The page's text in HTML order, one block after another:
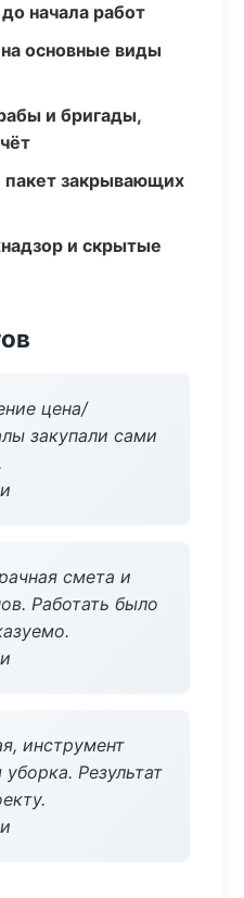
начала работ
основные виды
и бригады,
закрывающих
и скрытые
цена/
закупали сами
смета и
Работать было
инструмент
Результат